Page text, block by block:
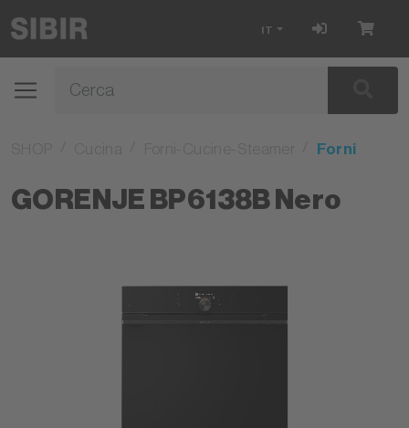
IT
Forni
GORENJE BP6138B Nero